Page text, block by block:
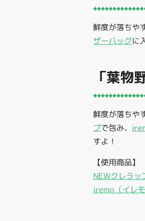
鮮度が落ちや
ザーバッグに
「葉物
鮮度が落ちや
プで包み、
すよ！
【使用商品】
NEWクレラッ
iremo（イレ